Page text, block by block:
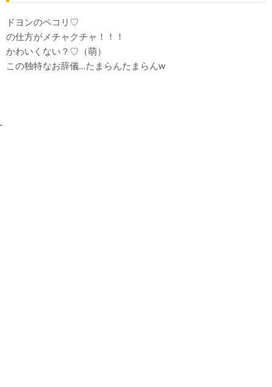
ドヨンのペコリ♡
の仕方がメチャクチャ！！！
かわいくない？♡（萌）
この独特なお辞儀…たまらんたまらんw